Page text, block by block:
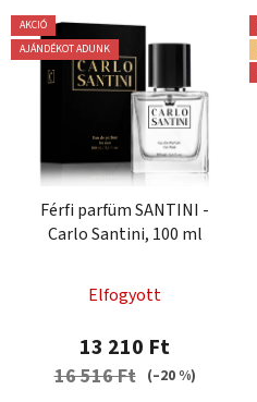
AKCIÓ
AJÁNDÉKOT ADUNK
Férfi parfüm SANTINI -
Carlo Santini, 100 ml
Elfogyott
13 210 Ft
16 516 Ft (–20 %)